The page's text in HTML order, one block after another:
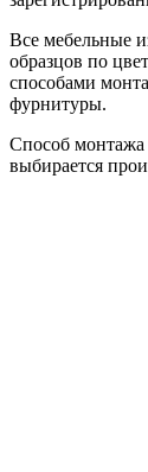
Все мебельные
образцов по
способами
фурнитуры.
Способ монтажа
выбирается